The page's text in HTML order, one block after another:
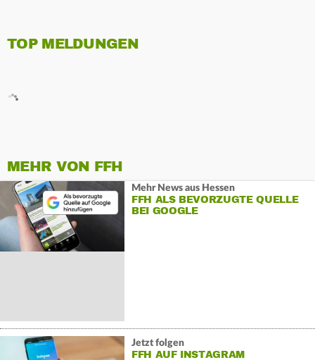
TOP MELDUNGEN
MEHR VON FFH
Mehr News aus Hessen
FFH ALS BEVORZUGTE QUELLE
BEI GOOGLE
Jetzt folgen
FFH AUF INSTAGRAM